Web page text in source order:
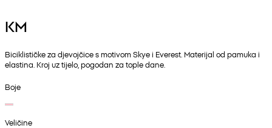
KM
Biciklističke za djevojčice s motivom Skye i Everest. Materijal od pamuka i
elastina. Kroj uz tijelo, pogodan za tople dane.
Boje
Veličine